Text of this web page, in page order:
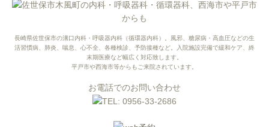
長崎県佐世保市の溝口内科・呼吸器内科（循環器内科）。風邪、糖尿病・高血圧などの生
活習慣病、肺炎、喘息、心不全、各種検診、予防接種など。入院施設完備で緩和ケア、終
末期医療など幅広く対応致します。
平戸市や西海市等からもご来院されています。
お電話でのお問い合わせ